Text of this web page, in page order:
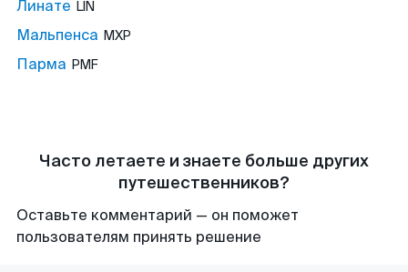
Линате LIN
Мальпенса MXP
Парма PMF
Часто летаете и знаете больше других
путешественников?
Оставьте комментарий — он поможет
пользователям принять решение